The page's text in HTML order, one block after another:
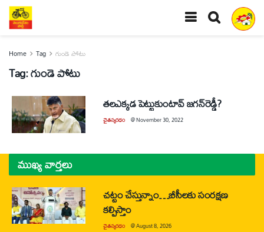
Home Tag గుండె పోటు
Tag:గుండె పోటు
తలఎక్కడ పెట్టుకుంటావ్‌ జగన్‌రెడ్డీ?
చైతన్యరధం @November 30, 2022
ముఖ్య వార్తలు
చట్టం చేస్తున్నాం…బీసీలకు సంరక్షణ
కల్పిస్తాం
చైతన్యరధం @August 8, 2026